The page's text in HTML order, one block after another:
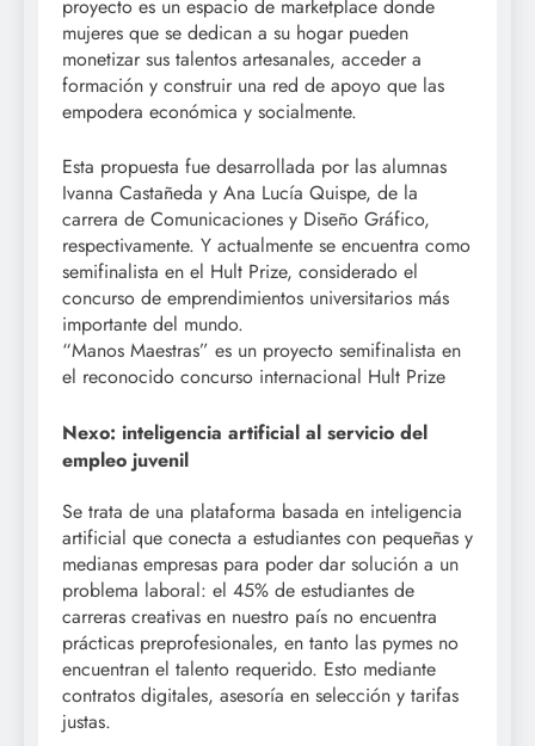
proyecto es un espacio de marketplace donde
mujeres que se dedican a su hogar pueden
monetizar sus talentos artesanales, acceder a
formación y construir una red de apoyo que las
empodera económica y socialmente.
Esta propuesta fue desarrollada por las alumnas
Ivanna Castañeda y Ana Lucía Quispe, de la
carrera de Comunicaciones y Diseño Gráfico,
respectivamente. Y actualmente se encuentra como
semifinalista en el Hult Prize, considerado el
concurso de emprendimientos universitarios más
importante del mundo.
“Manos Maestras” es un proyecto semifinalista en
el reconocido concurso internacional Hult Prize
Nexo: inteligencia artificial al servicio del
empleo juvenil
Se trata de una plataforma basada en inteligencia
artificial que conecta a estudiantes con pequeñas y
medianas empresas para poder dar solución a un
problema laboral: el 45% de estudiantes de
carreras creativas en nuestro país no encuentra
prácticas preprofesionales, en tanto las pymes no
encuentran el talento requerido. Esto mediante
contratos digitales, asesoría en selección y tarifas
justas.